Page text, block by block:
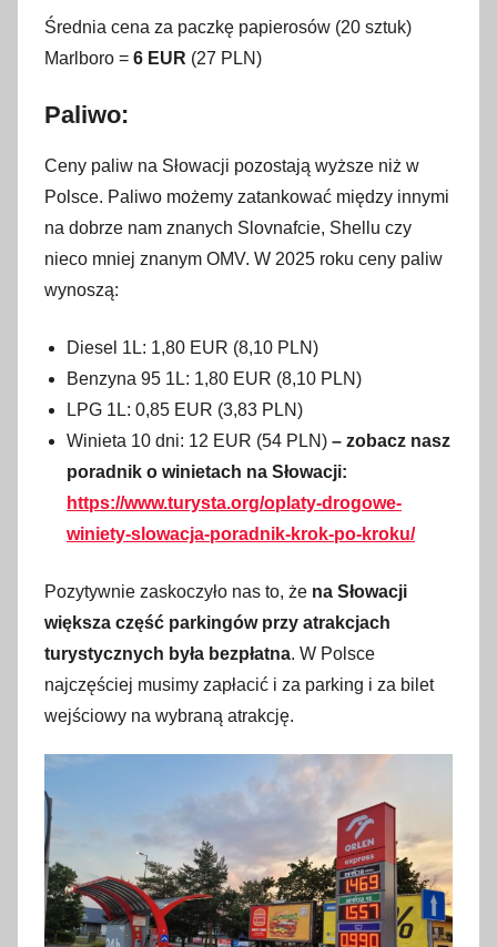
Średnia cena za paczkę papierosów (20 sztuk)
Marlboro = 6 EUR (27 PLN)
Paliwo:
Ceny paliw na Słowacji pozostają wyższe niż w
Polsce. Paliwo możemy zatankować między innymi
na dobrze nam znanych Slovnafcie, Shellu czy
nieco mniej znanym OMV. W 2025 roku ceny paliw
wynoszą:
Diesel 1L: 1,80 EUR (8,10 PLN)
Benzyna 95 1L: 1,80 EUR (8,10 PLN)
LPG 1L: 0,85 EUR (3,83 PLN)
Winieta 10 dni: 12 EUR (54 PLN) – zobacz nasz
poradnik o winietach na Słowacji:
https://www.turysta.org/oplaty-drogowe-
winiety-slowacja-poradnik-krok-po-kroku/
Pozytywnie zaskoczyło nas to, że na Słowacji
większa część parkingów przy atrakcjach
turystycznych była bezpłatna. W Polsce
najczęściej musimy zapłacić i za parking i za bilet
wejściowy na wybraną atrakcję.